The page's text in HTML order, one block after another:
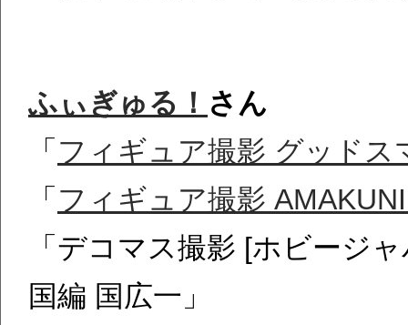
ふぃぎゅる！ さん
「 フィギュア撮影 グッド
「 フィギュア撮影
「デコマス撮影 [ホビージ
国編 国広一」